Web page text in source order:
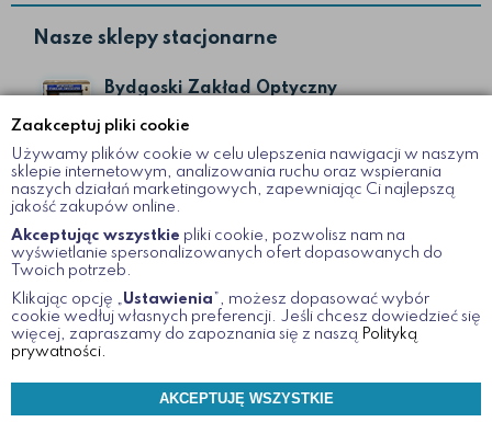
Zaakceptuj pliki cookie
Używamy plików cookie w celu ulepszenia nawigacji w naszym
sklepie internetowym, analizowania ruchu oraz wspierania
naszych działań marketingowych, zapewniając Ci najlepszą
jakość zakupów online.
Akceptując wszystkie pliki cookie, pozwolisz nam na
wyświetlanie spersonalizowanych ofert dopasowanych do
Twoich potrzeb.
Klikając opcję „Ustawienia ”, możesz dopasować wybór
cookie wedłuj własnych preferencji. Jeśli chcesz dowiedzieć się
więcej, zapraszamy do zapoznania się z naszą Polityką
prywatności.
AKCEPTUJĘ WSZYSTKIE
Nasze sklepy stacjonarne
Bydgoski Zakład Optyczny
ul. Gdańska II
52 322 19 51
Bydgoski Zakład Optyczny
ul. Dworcowa 12
Bydgoszcz
52 366 08 45